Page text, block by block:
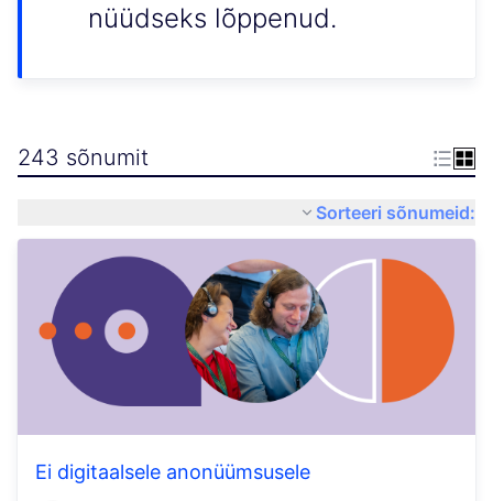
nüüdseks lõppenud.
243 sõnumit
Sorteeri sõnumeid:
Ei digitaalsele anonüümsusele